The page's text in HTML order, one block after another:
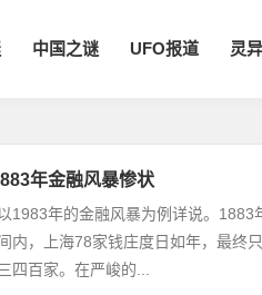
中国之谜 UFO报道 灵
年金融风暴惨状
1983年的金融风暴为例详说。1883
内，上海78家钱庄度日如年，最终
四百家。在严峻的...